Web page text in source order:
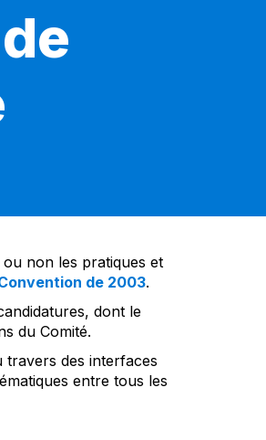
non les pratiques et
de 2003.
dont le
du Comité.
travers des interfaces
entre tous les